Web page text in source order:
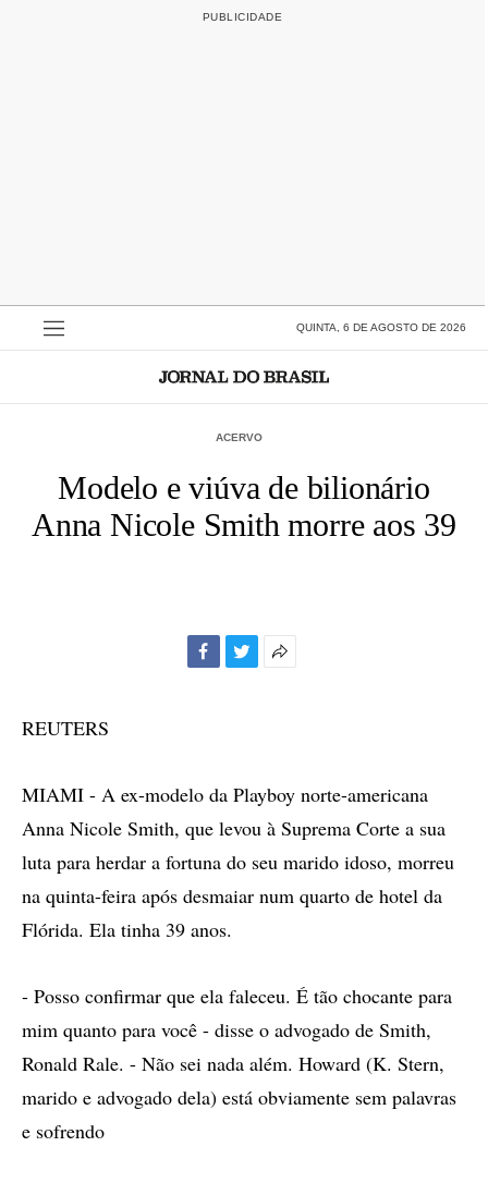
QUINTA, 6 DE AGOSTO DE 2026
ACERVO
Modelo e viúva de bilionário
Anna Nicole Smith morre aos 39
REUTERS
MIAMI - A ex-modelo da Playboy norte-americana
Anna Nicole Smith, que levou à Suprema Corte a sua
luta para herdar a fortuna do seu marido idoso, morreu
na quinta-feira após desmaiar num quarto de hotel da
Flórida. Ela tinha 39 anos.
- Posso confirmar que ela faleceu. É tão chocante para
mim quanto para você - disse o advogado de Smith,
Ronald Rale. - Não sei nada além. Howard (K. Stern,
marido e advogado dela) está obviamente sem palavras
e sofrendo